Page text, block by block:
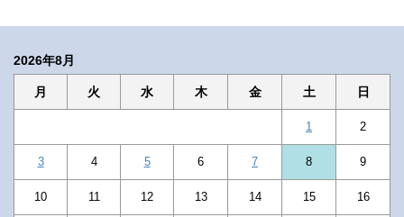
2026年8月
月 火 水 木 金 土 日
1 2
3 4 5 6 7 8 9
10 11 12 13 14 15 16